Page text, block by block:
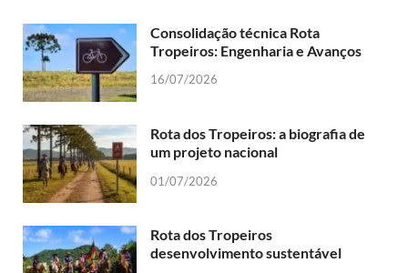
Consolidação técnica Rota
Tropeiros: Engenharia e Avanços
16/07/2026
Rota dos Tropeiros: a biografia de
um projeto nacional
01/07/2026
Rota dos Tropeiros
desenvolvimento sustentável